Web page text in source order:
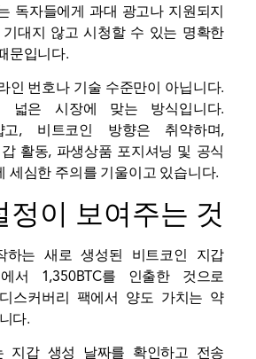
독자들에게 과대 광고나 지원되지
대지 않고 시청할 수 있는 명확한
문입니다.
인 번호나 기술 수준만이 아닙니다.
은 시장에 맞는 방식입니다.
, 비트코인 ​​방향은 취약하며,
활동, 파생상품 포지셔닝 및 공식
세심한 주의를 기울이고 있습니다.
정이 보여주는 것
하는 새로 생성된 비트코인 ​​지갑
서 1,350BTC를 인출한 것으로
스커버리 팩에서 양도 가치는 약
다.
지갑 생성 날짜를 확인하고 전송